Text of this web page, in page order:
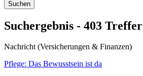
Suchen
Suchergebnis - 403 Treffer
Nachricht (Versicherungen & Finanzen)
Pflege: Das Bewusstsein ist da